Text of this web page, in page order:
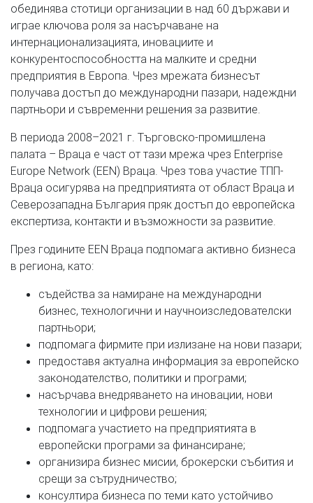
обединява стотици организации в над 60 държави и
играе ключова роля за насърчаване на
интернационализацията, иновациите и
конкурентоспособността на малките и средни
предприятия в Европа. Чрез мрежата бизнесът
получава достъп до международни пазари, надеждни
партньори и съвременни решения за развитие.
В периода 2008–2021 г. Търговско-промишлена
палата – Враца е част от тази мрежа чрез Enterprise
Europe Network (EEN) Враца. Чрез това участие ТПП-
Враца осигурява на предприятията от област Враца и
Северозападна България пряк достъп до европейска
експертиза, контакти и възможности за развитие.
През годините EEN Враца подпомага активно бизнеса
в региона, като:
съдейства за намиране на международни
бизнес, технологични и научноизследователски
партньори;
подпомага фирмите при излизане на нови пазари;
предоставя актуална информация за европейско
законодателство, политики и програми;
насърчава внедряването на иновации, нови
технологии и цифрови решения;
подпомага участието на предприятията в
европейски програми за финансиране;
организира бизнес мисии, брокерски събития и
срещи за сътрудничество;
консултира бизнеса по теми като устойчиво